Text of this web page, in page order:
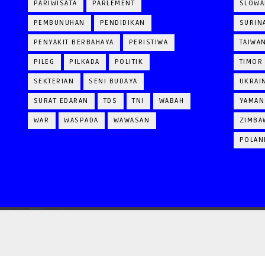
PARIWISATA PARLEMENT
PEMBUNUHAN PENDIDIKAN
PENYAKIT BERBAHAYA PERISTIWA
PILEG PILKADA POLITIK
SEKTERIAN SENI BUDAYA
SURAT EDARAN TDS TNI WABAH
WAR WASPADA WAWASAN
TIMOR
YAMAN